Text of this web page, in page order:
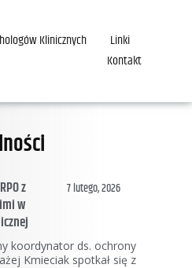
Klinicznych
Linki
Kontakt
z
w
7 lutego, 2026
koordynator ds. ochrony
Kmieciak spotkał się z